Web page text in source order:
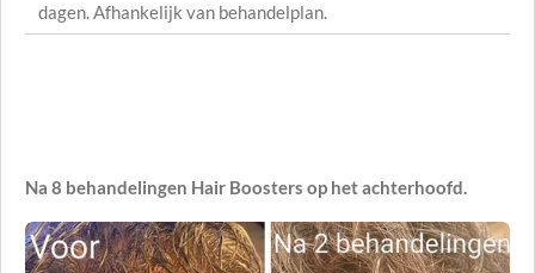
dagen. Afhankelijk van behandelplan.
Na 8 behandelingen Hair Boosters op het achterhoofd.